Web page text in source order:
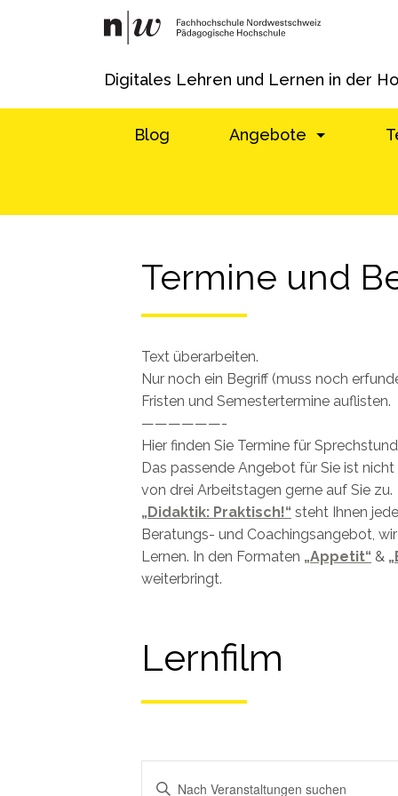
Digitales Lehren und Lernen in der
Blog Angebote
Termine und
Text überarbeiten.
Nur noch ein Begriff (muss noch
Fristen und Semestertermine auflisten.
——————-
Hier finden Sie Termine für
Das passende Angebot für Sie ist
von drei Arbeitstagen gerne auf Sie zu.
„Didaktik: Praktisch!“ steht Ihnen
Beratungs- und Coachingsangebot,
Lernen. In den Formaten „Appetit“ &
weiterbringt.
Lernfilm
Schlüsselwort